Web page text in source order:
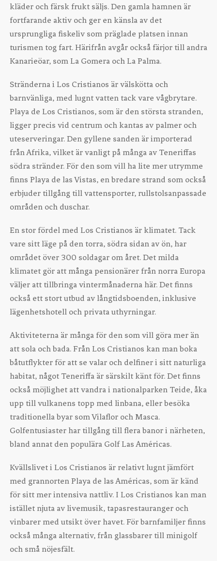
kläder och färsk frukt säljs. Den gamla hamnen är
fortfarande aktiv och ger en känsla av det
ursprungliga fiskeliv som präglade platsen innan
turismen tog fart. Härifrån avgår också färjor till andra
Kanarieöar, som La Gomera och La Palma.
Stränderna i Los Cristianos är välskötta och
barnvänliga, med lugnt vatten tack vare vågbrytare.
Playa de Los Cristianos, som är den största stranden,
ligger precis vid centrum och kantas av palmer och
uteserveringar. Den gyllene sanden är importerad
från Afrika, vilket är vanligt på många av Teneriffas
södra stränder. För den som vill ha lite mer utrymme
finns Playa de las Vistas, en bredare strand som också
erbjuder tillgång till vattensporter, rullstolsanpassade
områden och duschar.
En stor fördel med Los Cristianos är klimatet. Tack
vare sitt läge på den torra, södra sidan av ön, har
området över 300 soldagar om året. Det milda
klimatet gör att många pensionärer från norra Europa
väljer att tillbringa vintermånaderna här. Det finns
också ett stort utbud av långtidsboenden, inklusive
lägenhetshotell och privata uthyrningar.
Aktiviteterna är många för den som vill göra mer än
att sola och bada. Från Los Cristianos kan man boka
båtutflykter för att se valar och delfiner i sitt naturliga
habitat, något Teneriffa är särskilt känt för. Det finns
också möjlighet att vandra i nationalparken Teide, åka
upp till vulkanens topp med linbana, eller besöka
traditionella byar som Vilaflor och Masca.
Golfentusiaster har tillgång till flera banor i närheten,
bland annat den populära Golf Las Américas.
Kvällslivet i Los Cristianos är relativt lugnt jämfört
med grannorten Playa de las Américas, som är känd
för sitt mer intensiva nattliv. I Los Cristianos kan man
istället njuta av livemusik, tapasrestauranger och
vinbarer med utsikt över havet. För barnfamiljer finns
också många alternativ, från glassbarer till minigolf
och små nöjesfält.